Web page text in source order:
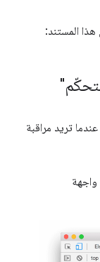
المستند:
تريد مراقبة